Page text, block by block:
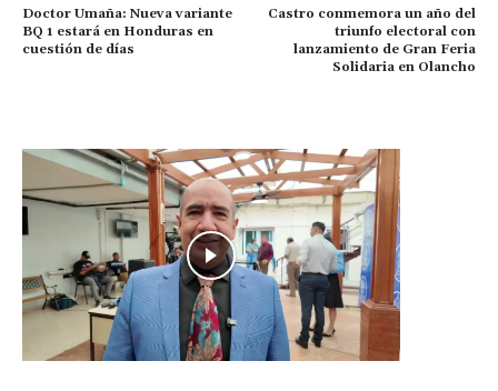
Doctor Umaña: Nueva variante
BQ 1 estará en Honduras en
cuestión de días
Castro conmemora un año del
triunfo electoral con
lanzamiento de Gran Feria
Solidaria en Olancho